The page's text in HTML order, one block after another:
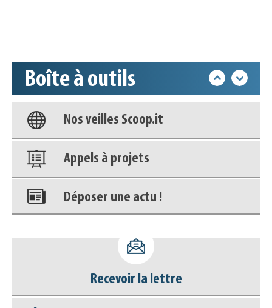
Boîte à outils
Base documentaire
Nos veilles Scoop.it
Appels à projets
Déposer une actu !
déconnecter)
Base documentaire
Recevoir la lettre